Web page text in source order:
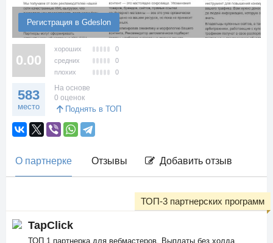
Регистрация в Gdeslon
0.00
хороших
0
средних
0
плохих
0
583
место
На основе
0 оценок
Поднять в ТОП
О партнерке Отзывы Добавить отзыв
TapClick
ТОП 1 партнерка для вебмастеров. Выплаты без холда
ТОП-3 партнерских программ